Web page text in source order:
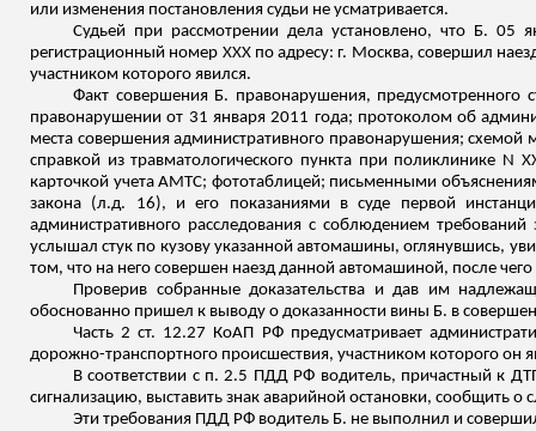
или изменения постановления судьи не усматривается.
Судьей при рассмотрении дела установлено, что Б. 05
регистрационный номер ХХХ по адресу: г. Москва, совершил
участником которого явился.
Факт совершения Б. правонарушения,
правонарушении от 31 января 2011 года; протоколом об
места совершения административного правонарушения;
справкой из травматологического пункта при поликлинике
карточкой учета АМТС; фототаблицей; письменными
закона (л.д. 16), и его показаниями в суде первой
административного расследования с соблюдением
услышал стук по кузову указанной автомашины, оглянувшись,
том, что на него совершен наезд данной автомашиной, после
Проверив собранные доказательства и дав им
обоснованно пришел к выводу о доказанности вины Б. в
Часть 2 ст. 12.27 КоАП РФ предусматривает
дорожно-транспортного происшествия, участником которого он
В соответствии с п. 2.5 ПДД РФ водитель, причастный к
сигнализацию, выставить знак аварийной остановки, сообщить
Эти требования ПДД РФ водитель Б. не выполнил и